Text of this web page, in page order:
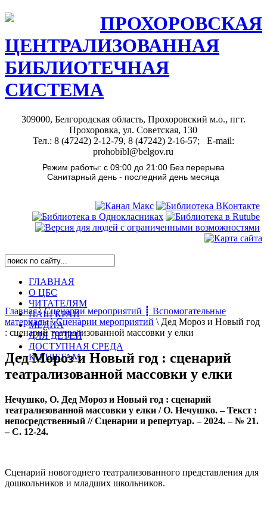
ПРОХОРОВСКАЯ
ЦЕНТРАЛИЗОВАННАЯ
БИБЛИОТЕЧНАЯ
СИСТЕМА
309000, Белгородская область, Прохоровский м.о., пгт.
Прохоровка, ул. Советская, 130
Тел.: 8 (47242) 2-12-79, 8 (47242) 2-16-57; E-mail:
prohobibl@belgov.ru
Режим работы: с 09:00 до 21:00 Без перерыва
Санитарный день - последний день месяца
ГЛАВНАЯ
О ЦБС
ЧИТАТЕЛЯМ
НАШ КРАЙ
МЕДИА
ДЛЯ ДЕТЕЙ
ДОСТУПНАЯ СРЕДА
КОЛЛЕГАМ
Главная\Сценарии мероприятий ┋ Вспомогательные
материалы\Сценарии мероприятий \ Дед Мороз и Новый год
: сценарий театрализованной массовки у елки
Дед Мороз и Новый год : сценарий
театрализованной массовки у елки
Нечушко, О. Дед Мороз и Новый год : сценарий
театрализованной массовки у елки / О. Нечушко. – Текст :
непосредственный // Сценарии и репертуар. – 2024. – № 21.
– С. 12-24.
Сценарий новогоднего театрализованного представления для
дошкольников и младших школьников.